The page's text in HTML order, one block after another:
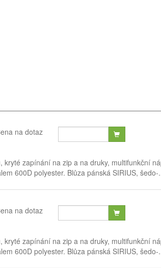
na dotaz
zapínání na zip a na druky, multifunkční
600D polyester. Blůza pánská SIRIUS, šedo-
na dotaz
zapínání na zip a na druky, multifunkční
600D polyester. Blůza pánská SIRIUS, šedo-